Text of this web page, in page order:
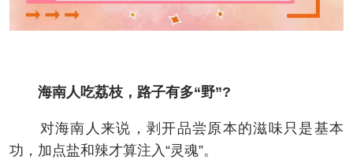
海南人吃荔枝，路子有多“野”?
对海南人来说，剥开品尝原本的滋味只是基本
功，加点盐和辣才算注入“灵魂”。